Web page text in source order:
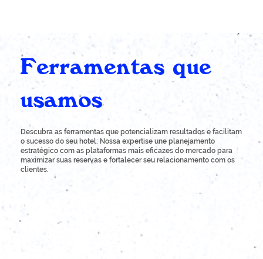
Rede Bristol Hotéis
Ferramentas que
usamos
Descubra as ferramentas que potencializam resultados e facilitam
o sucesso do seu hotel. Nossa expertise une planejamento
estratégico com as plataformas mais eficazes do mercado para
maximizar suas reservas e fortalecer seu relacionamento com os
clientes.